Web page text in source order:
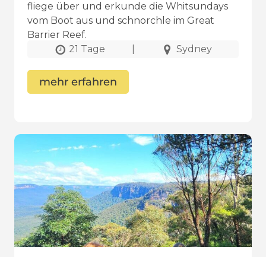
fliege über und erkunde die Whitsundays
vom Boot aus und schnorchle im Great
Barrier Reef.
21 Tage
Sydney
mehr erfahren